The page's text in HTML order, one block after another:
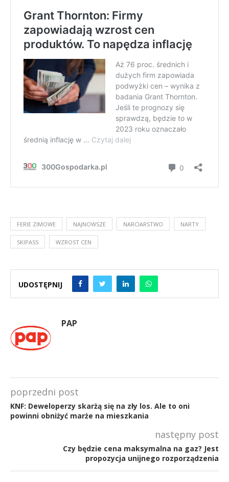
FERIE ZIMOWE NAJNOWSZE NARCIARSTWO NARTY
SKIPASS WZROST CEN
UDOSTĘPNIJ
PAP
poprzedni post
KNF: Deweloperzy skarżą się na zły los. Ale to oni
powinni obniżyć marże na mieszkania
następny post
Czy będzie cena maksymalna na gaz? Jest
propozycja unijnego rozporządzenia